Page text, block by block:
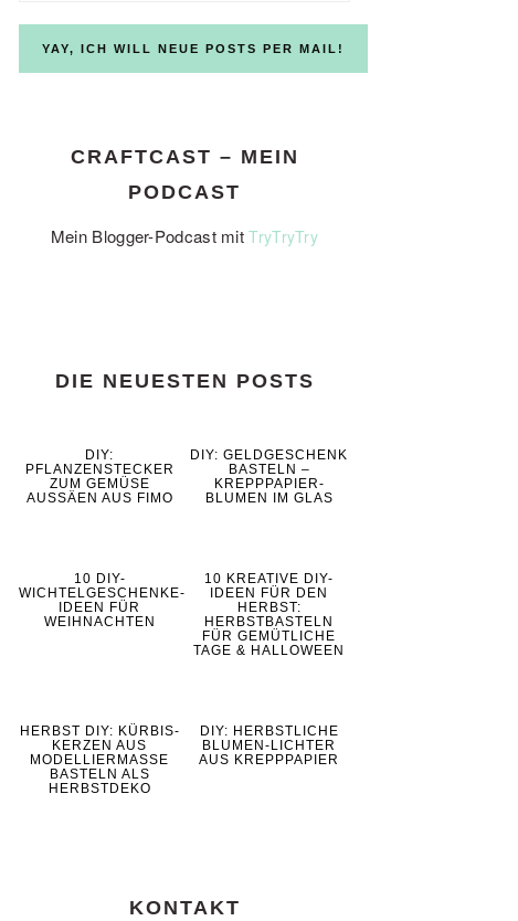
CRAFTCAST – MEIN
PODCAST
Mein Blogger-Podcast mitTryTryTry
DIE NEUESTEN POSTS
DIY:
PFLANZENSTECKER
ZUM GEMÜSE
AUSSÄEN AUS FIMO
DIY: GELDGESCHENK
BASTELN –
KREPPPAPIER-
BLUMEN IM GLAS
10 DIY-
WICHTELGESCHENKE-
IDEEN FÜR
WEIHNACHTEN
10 KREATIVE DIY-
IDEEN FÜR DEN
HERBST:
HERBSTBASTELN
FÜR GEMÜTLICHE
TAGE & HALLOWEEN
HERBST DIY: KÜRBIS-
KERZEN AUS
MODELLIERMASSE
BASTELN ALS
HERBSTDEKO
DIY: HERBSTLICHE
BLUMEN-LICHTER
AUS KREPPPAPIER
KONTAKT